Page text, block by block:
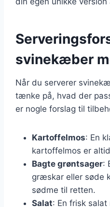
svinekæber
Når du serverer
tænke på, hvad der
er nogle forslag til
Kartoffelmos: En
kartoffelmos er
Bagte grøntsager:
græskar eller søde
sødme til retten.
Salat: En frisk